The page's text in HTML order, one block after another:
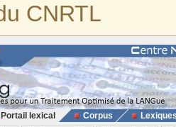
CNRTL
Portail lexical Corpus